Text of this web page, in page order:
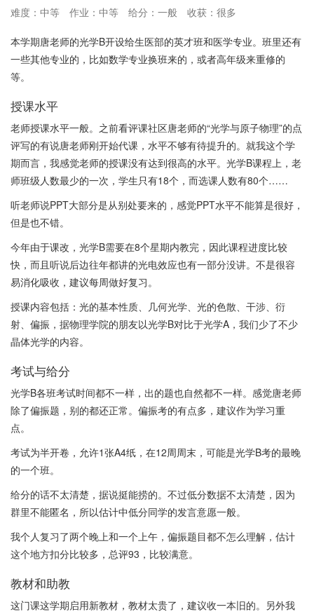
难度：中等
作业：中等 给分：一般 收获：很多
本学期唐老师的光学B开设给生医部的英才班和医学专业。班里还有
一些其他专业的，比如数学专业换班来的，或者高年级来重修的
等。
授课水平
老师授课水平一般。之前看评课社区唐老师的“光学与原子物理”的点
评写的有说唐老师刚开始代课，水平不够有待提升的。就我这个学
期而言，我感觉老师的授课没有达到很高的水平。光学B课程上，老
师班级人数最少的一次，学生只有18个，而选课人数有80个……
听老师说PPT大部分是从别处要来的，感觉PPT水平不能算是很好，
但是也不错。
今年由于课改，光学B需要在8个星期内教完，因此课程进度比较
快，而且听说后边往年都讲的光电效应也有一部分没讲。不是很容
易消化吸收，建议每周做好复习。
授课内容包括：光的基本性质、几何光学、光的色散、干涉、衍
射、偏振，据物理学院的朋友以光学B对比于光学A，我们少了不少
晶体光学的内容。
考试与给分
光学B各班考试时间都不一样，出的题也自然都不一样。感觉唐老师
除了偏振题，别的都还正常。偏振考的有点多，建议作为学习重
点。
考试为半开卷，允许1张A4纸，在12周周末，可能是光学B考的最晚
的一个班。
给分的话不太清楚，据说挺能捞的。不过低分数据不太清楚，因为
群里不能匿名，所以估计中低分同学的发言意愿一般。
我个人复习了两个晚上和一个上午，偏振题目都不怎么理解，估计
这个地方扣分比较多，总评93，比较满意。
教材和助教
这门课这学期启用新教材，教材太贵了，建议收一本旧的。另外我